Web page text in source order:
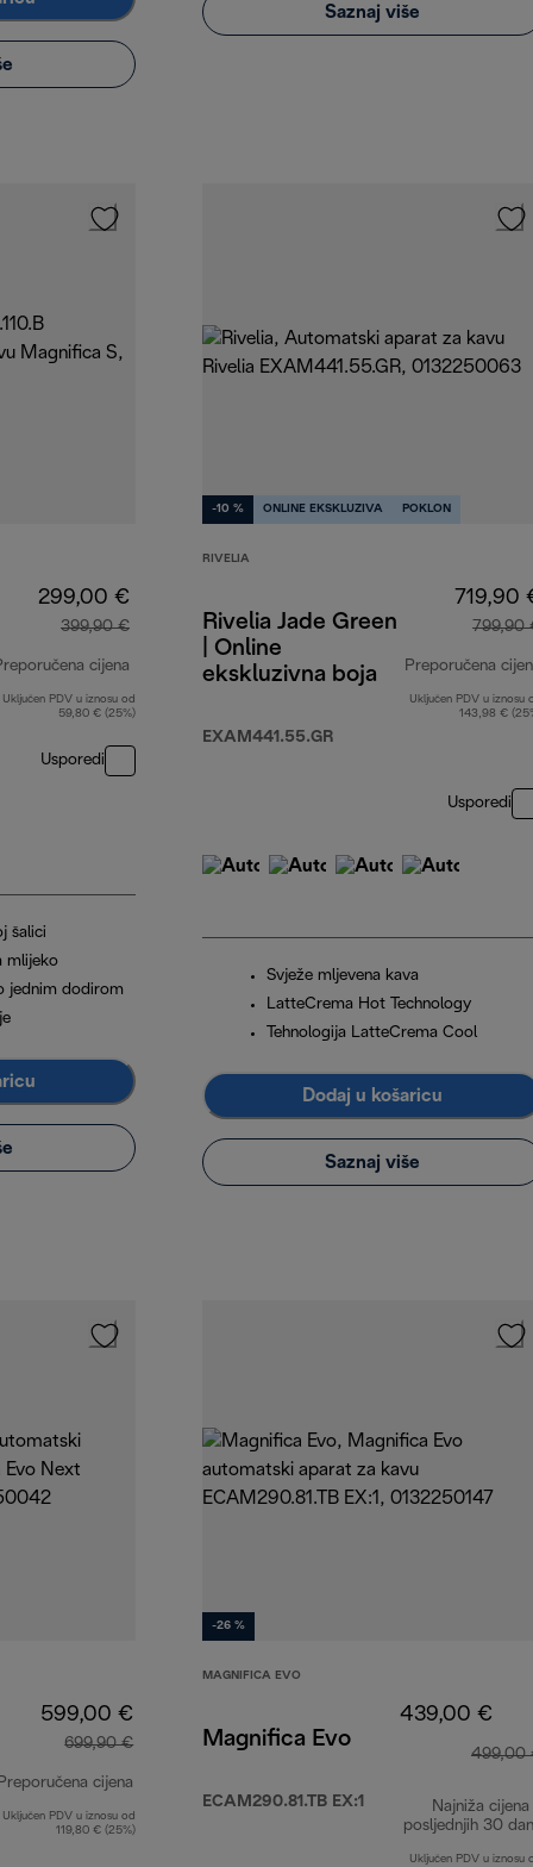
Saznaj više
299,00 €
399,90 €
cijena
izvorna cijena 399,90 €
Uključen PDV u iznosu od
59,80 € (25%)
Usporedi
šalici
mlijeko
jednim dodirom
-10 % ONLINE EKSKLUZIVA POKLON
RIVELIA
Rivelia Jade Green
| Online
ekskluzivna boja
EXAM441.55.GR
719,90
799,90
Preporučena
Uključen PDV u iznosu
143,98 €
Usporedi
Svježe mljevena kava
LatteCrema Hot Technology
Tehnologija LatteCrema Cool
Dodaj u košaricu
Saznaj više
599,00 €
699,90 €
cijena
izvorna cijena 699,90 €
Uključen PDV u iznosu od
119,80 € (25%)
-26 %
MAGNIFICA EVO
Magnifica Evo
ECAM290.81.TB EX:1
439,00 €
499,00
Najniža cijena
posljednjih 30
Uključen PDV u iznosu